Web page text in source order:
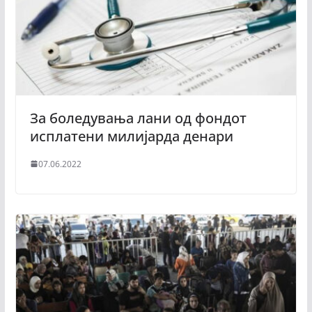
За боледувања лани од фондот
исплатени милијарда денари
07.06.2022